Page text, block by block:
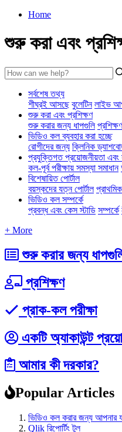
Home
শুরু করা এবং
সর্বশেষ তথ্য
শীঘ্রই আসছে বুলেটিন লাইভ
শুরু করা এবং প্রশিক্ষণ
শুরু করার জন্য ধাপগুলি প্রশিক্ষণ
ভিডিও কল ব্যবহার করা হচ্ছে
রোগীদের জন্য ক্লিনিক
প্রযুক্তিগত প্রয়োজনীয়তা এবং
কল-পূর্ব পরীক্ষায় সমস্যা সমাধান
বিশেষায়িত পোর্টাল
বয়স্কদের যত্ন পোর্টাল প্রাথমিক
ভিডিও কল সম্পর্কে
প্রবন্ধ এবং কেস স্টাডি সম্পর্কে
+ More
শুরু করার জন্য
প্রশিক্ষণ
প্রাক-কল পরীক্ষা
একটি অ্যাকাউন্ট
আমার কী দরকার?
Popular Articles
ভিডিও কল করার জন্য আপনার
Qlik রিপোর্টিং টুল